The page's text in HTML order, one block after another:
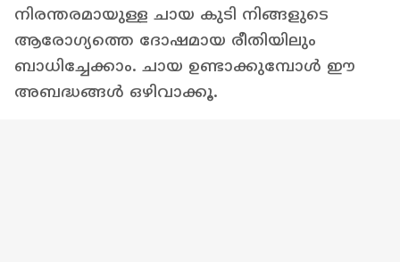
നിരന്തരമായുള്ള ചായ കുടി നിങ്ങളുടെ
ആരോഗ്യത്തെ ദോഷമായ രീതിയിലും
ബാധിച്ചേക്കാം. ചായ ഉണ്ടാക്കുമ്പോൾ ഈ
അബദ്ധങ്ങൾ ഒഴിവാക്കൂ.